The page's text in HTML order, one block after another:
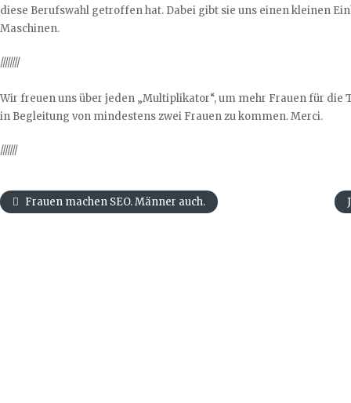
diese Berufswahl getroffen hat. Dabei gibt sie uns einen kleinen
Maschinen.
////////
Wir freuen uns über jeden „Multiplikator“, um mehr Frauen für die
in Begleitung von mindestens zwei Frauen zu kommen. Merci.
///////
Frauen machen SEO. Männer auch.